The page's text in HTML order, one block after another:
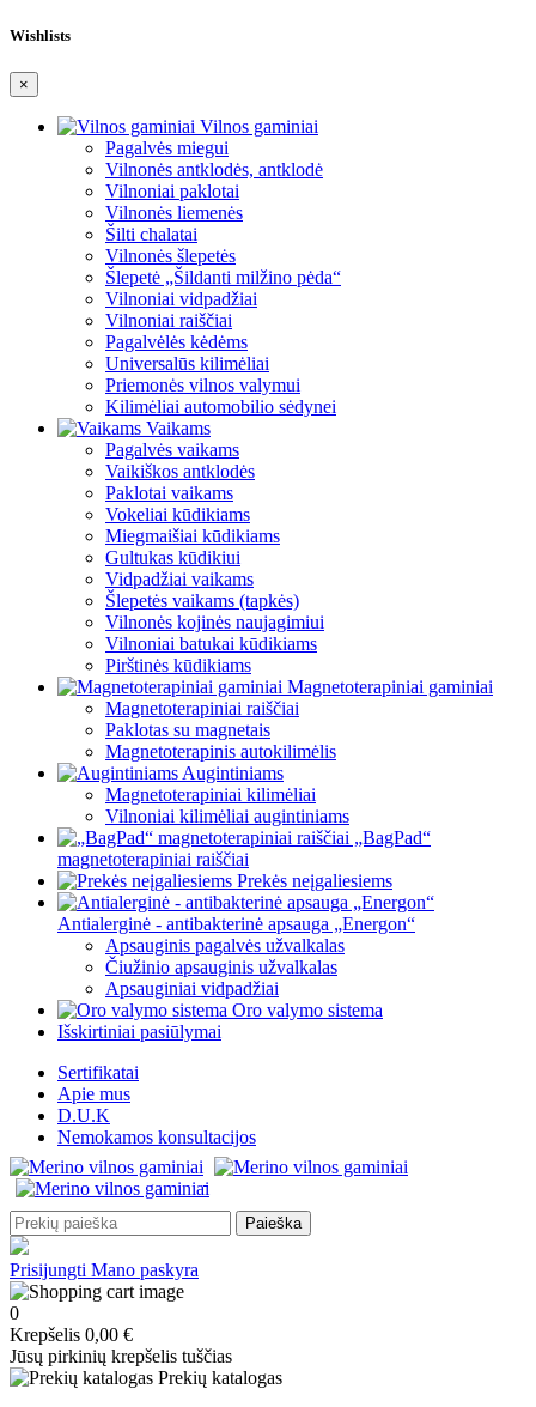
Wishlists
×
Vilnos gaminiai
Pagalvės miegui
Vilnonės antklodės, antklodė
Vilnoniai paklotai
Vilnonės liemenės
Šilti chalatai
Vilnonės šlepetės
Šlepetė „Šildanti milžino pėda“
Vilnoniai vidpadžiai
Vilnoniai raiščiai
Pagalvėlės kėdėms
Universalūs kilimėliai
Priemonės vilnos valymui
Kilimėliai automobilio sėdynei
Vaikams
Pagalvės vaikams
Vaikiškos antklodės
Paklotai vaikams
Vokeliai kūdikiams
Miegmaišiai kūdikiams
Gultukas kūdikiui
Vidpadžiai vaikams
Šlepetės vaikams (tapkės)
Vilnonės kojinės naujagimiui
Vilnoniai batukai kūdikiams
Pirštinės kūdikiams
Magnetoterapiniai gaminiai
Magnetoterapiniai raiščiai
Paklotas su magnetais
Magnetoterapinis autokilimėlis
Augintiniams
Magnetoterapiniai kilimėliai
Vilnoniai kilimėliai augintiniams
„BagPad“
magnetoterapiniai raiščiai
Prekės neįgaliesiems
Antialerginė - antibakterinė apsauga „Energon“
Apsauginis pagalvės užvalkalas
Čiužinio apsauginis užvalkalas
Apsauginiai vidpadžiai
Oro valymo sistema
Išskirtiniai pasiūlymai
Sertifikatai
Apie mus
D.U.K
Nemokamos konsultacijos
Paieška
Prisijungti Mano paskyra
0
Krepšelis 0,00 €
Jūsų pirkinių krepšelis tuščias
Prekių katalogas